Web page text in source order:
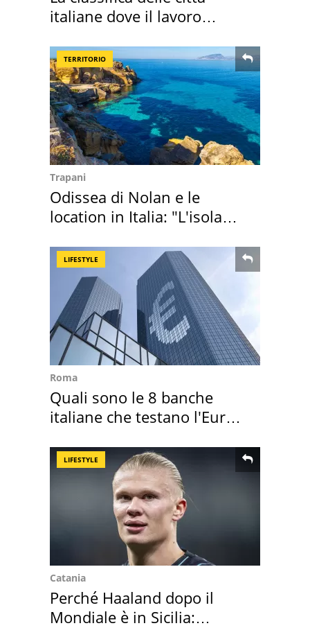
italiane dove il lavoro
TERRITORIO
Trapani
Odissea di Nolan e le
location in Italia: "L'isola
LIFESTYLE
Roma
Quali sono le 8 banche
italiane che testano l'Euro
LIFESTYLE
Catania
Perché Haaland dopo il
Mondiale è in Sicilia: